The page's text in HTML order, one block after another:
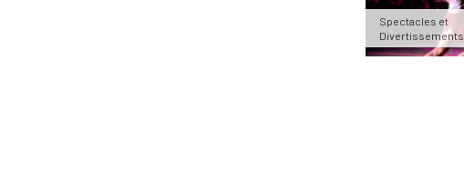
Spectacles et
Divertissements